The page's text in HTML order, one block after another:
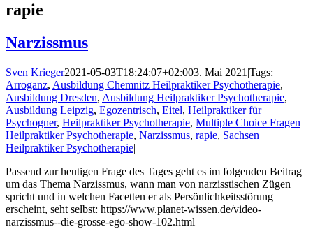
rapie
Narzissmus
Sven Krieger2021-05-03T18:24:07+02:003. Mai 2021 |Tags:
Arroganz, Ausbildung Chemnitz Heilpraktiker Psychotherapie,
Ausbildung Dresden, Ausbildung Heilpraktiker Psychotherapie,
Ausbildung Leipzig, Egozentrisch, Eitel, Heilpraktiker für
Psychogner, Heilpraktiker Psychotherapie, Multiple Choice Fragen
Heilpraktiker Psychotherapie, Narzissmus, rapie, Sachsen
Heilpraktiker Psychotherapie|
Passend zur heutigen Frage des Tages geht es im folgenden Beitrag
um das Thema Narzissmus, wann man von narzisstischen Zügen
spricht und in welchen Facetten er als Persönlichkeitsstörung
erscheint, seht selbst: https://www.planet-wissen.de/video-
narzissmus--die-grosse-ego-show-102.html